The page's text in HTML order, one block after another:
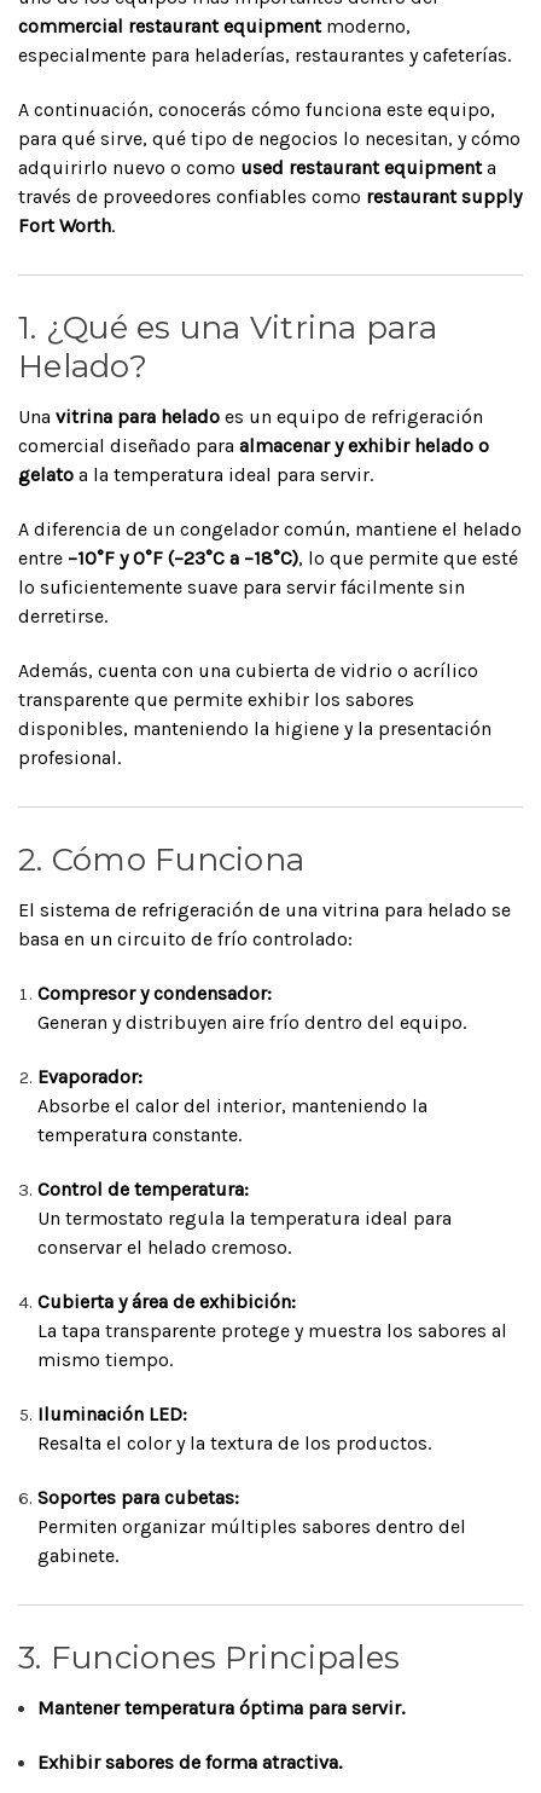
commercial restaurant equipmentmoderno,
especialmente para heladerías, restaurantes y cafeterías.
A continuación, conocerás cómo funciona este equipo,
para qué sirve, qué tipo de negocios lo necesitan, y cómo
adquirirlo nuevo o como used restaurant equipmenta
través de proveedores confiables como restaurant supply
Fort Worth.
1. ¿Qué es una Vitrina para
Helado?
Una vitrina para helado es un equipo de refrigeración
comercial diseñado para almacenar y exhibir helado o
gelato a la temperatura ideal para servir.
A diferencia de un congelador común, mantiene el helado
entre –10°F y 0°F (–23°C a –18°C), lo que permite que esté
lo suficientemente suave para servir fácilmente sin
derretirse.
Además, cuenta con una cubierta de vidrio o acrílico
transparente que permite exhibir los sabores
disponibles, manteniendo la higiene y la presentación
profesional.
2. Cómo Funciona
El sistema de refrigeración de una vitrina para helado se
basa en un circuito de frío controlado:
Compresor y condensador:
Generan y distribuyen aire frío dentro del equipo.
Evaporador:
Absorbe el calor del interior, manteniendo la
temperatura constante.
Control de temperatura:
Un termostato regula la temperatura ideal para
conservar el helado cremoso.
Cubierta y área de exhibición:
La tapa transparente protege y muestra los sabores al
mismo tiempo.
Iluminación LED:
Resalta el color y la textura de los productos.
Soportes para cubetas:
Permiten organizar múltiples sabores dentro del
gabinete.
3. Funciones Principales
Mantener temperatura óptima para servir.
Exhibir sabores de forma atractiva.